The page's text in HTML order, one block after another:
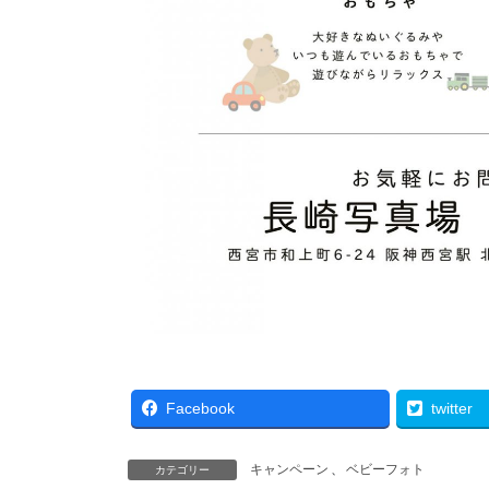
Facebook twitter
カテゴリー キャンペーン 、 ベビーフォト